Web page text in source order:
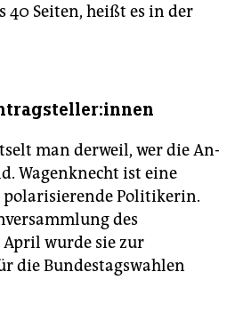
40 Seiten, heißt es in der
man derweil, wer die An­
Wagenknecht ist eine
polarisierende Politikerin.
des
April wurde sie zur
die Bundestagswahlen